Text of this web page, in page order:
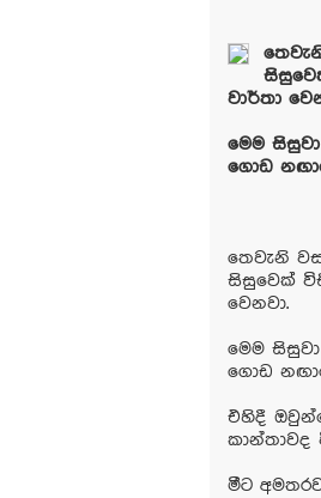
වාර්තා
මෙම
ගොඩ
තෙවැනි
සිසුවෙක්
වෙනවා.
මෙම
ගොඩ
එහිදී
මීට